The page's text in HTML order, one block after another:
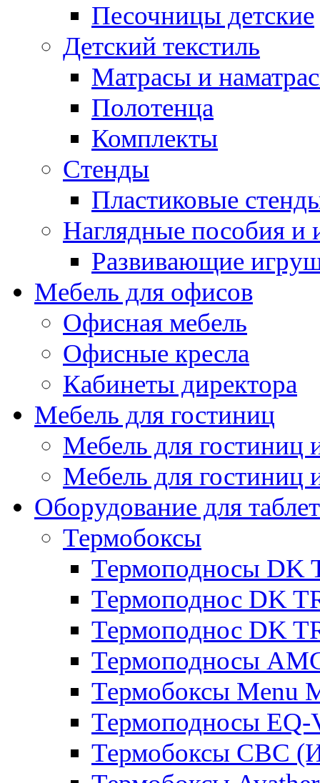
Песочницы детские
Детский текстиль
Матрасы и
Полотенца
Комплекты
Стенды
Пластиковые
Наглядные пособия и
Развивающие
Мебель для офисов
Офисная мебель
Офисные кресла
Кабинеты директора
Мебель для гостиниц
Мебель для
Мебель для гостиниц
Оборудование для
Термобоксы
Термоподносы DK
Термоподнос DK
Термоподнос DK
Термоподносы
Термобоксы Menu
Термоподносы EQ-
Термобоксы CBC